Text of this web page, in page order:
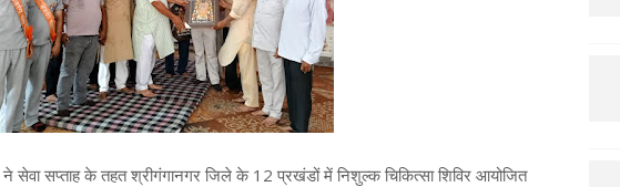
ने सेवा सप्ताह के तहत श्रीगंगानगर जिले के 12 प्रखंडों में निशुल्क चिकित्सा शिविर आयोजित